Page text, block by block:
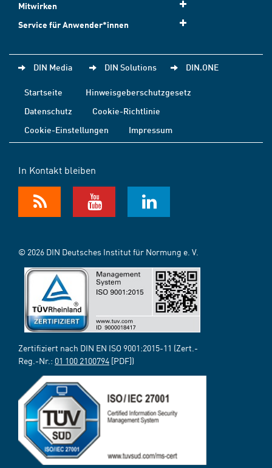
Mitwirken
Service für Anwender*innen
DIN Media DIN Solutions DIN.ONE
Startseite
Hinweisgeberschutzgesetz
Datenschutz
Cookie-Richtlinie
Cookie-Einstellungen
Impressum
In Kontakt bleiben
© 2026 DIN Deutsches Institut für Normung e. V.
Zertifiziert nach DIN EN ISO 9001:2015-11 (Zert.-
Reg.-Nr.: 01 100 2100794 [PDF])